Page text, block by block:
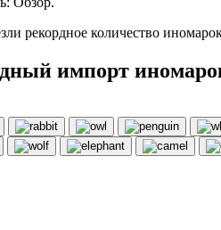
рекордное количество
импорт